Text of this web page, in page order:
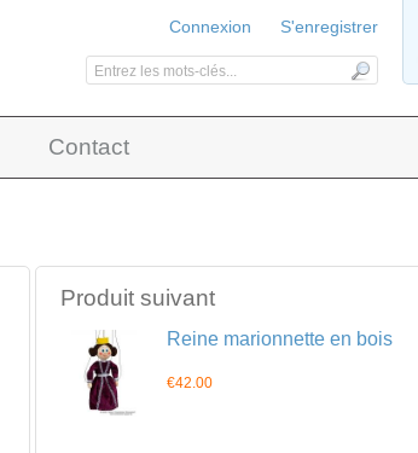
Contact
Produit suivant
Reine marionnette en bois
€42.00
Connexion S'enregistrer